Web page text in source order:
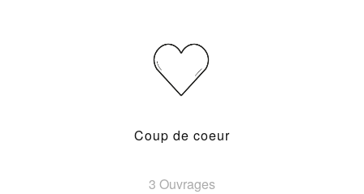
Coup de coeur
3 Ouvrages